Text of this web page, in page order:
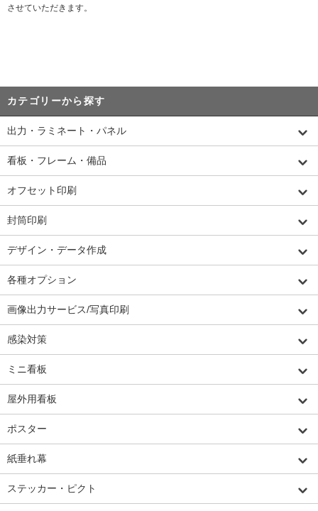
させていただきます。
カテゴリーから探す
出力・ラミネート・パネル
看板・フレーム・備品
オフセット印刷
封筒印刷
デザイン・データ作成
各種オプション
画像出力サービス/写真印刷
感染対策
ミニ看板
屋外用看板
ポスター
紙垂れ幕
ステッカー・ピクト